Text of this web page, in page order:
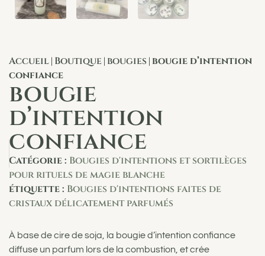
Accueil Boutique bougies bougie d’intention
confiance
bougie
d’intention
confiance
Catégorie : Bougies d'intentions et sortilèges
pour rituels de magie blanche
étiquette : Bougies d'intentions faites de
cristaux délicatement parfumés
À base de cire de soja, la bougie d’intention confiance
diffuse un parfum lors de la combustion, et crée